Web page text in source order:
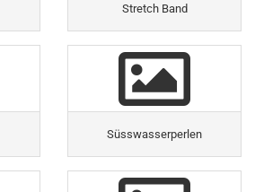
Stretch Band
Süsswasserperlen